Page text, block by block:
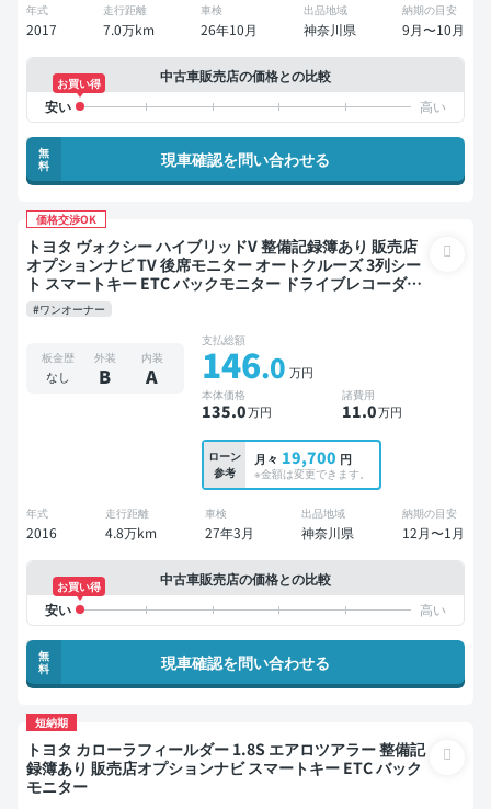
年式
2017
走行距離
7.0万km
車検
26年10月
出品地域
神奈川県
納期の目安
9月〜10月
中古車販売店の価格との比較
お買い得
無
料
現車確認を問い合わせる
価格交渉OK
トヨタ ヴォクシー ハイブリッドV 整備記録簿あり 販売店
オプションナビ TV 後席モニター オートクルーズ 3列シー
ト スマートキー ETC バックモニター ドライブレコーダー
衝突軽減 両側電動スライドドア 7人乗り
#ワンオーナー
板金歴
なし
外装
B
内装
A
支払総額
146.0 万円
本体価格
135.0万円
諸費用
11.0万円
ローン
参考
月々 19,700 円
※金額は変更できます。
年式
2016
走行距離
4.8万km
車検
27年3月
出品地域
神奈川県
納期の目安
12月〜1月
中古車販売店の価格との比較
お買い得
無
料
現車確認を問い合わせる
短納期
トヨタ カローラフィールダー 1.8S エアロツアラー 整備記
録簿あり 販売店オプションナビ スマートキー ETC バック
モニター